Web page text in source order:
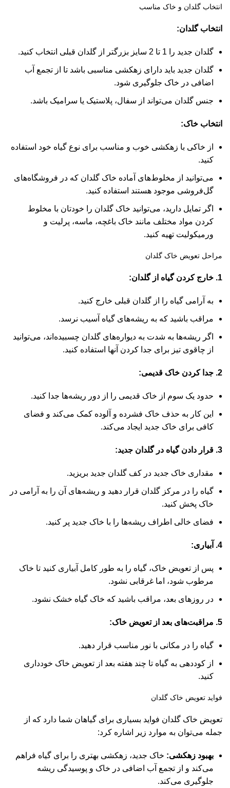
انتخاب گلدان و خاک مناسب
انتخاب گلدان:
گلدان جدید را 1 تا 2 سایز بزرگتر از گلدان قبلی انتخاب کنید.
گلدان جدید باید دارای زهکشی مناسبی باشد تا از تجمع آب
اضافی در خاک جلوگیری شود.
جنس گلدان می‌تواند از سفال، پلاستیک یا سرامیک باشد.
انتخاب خاک:
از خاکی با زهکشی خوب و مناسب برای نوع گیاه خود استفاده
کنید.
می‌توانید از مخلوط‌های آماده خاک گلدان که در فروشگاه‌های
گل‌فروشی موجود هستند استفاده کنید.
اگر تمایل دارید، می‌توانید خاک گلدان را خودتان با مخلوط
کردن مواد مختلف مانند خاک باغچه، ماسه، پرلیت و
ورمیکولیت تهیه کنید.
مراحل تعویض خاک گلدان
1. خارج کردن گیاه از گلدان:
به آرامی گیاه را از گلدان قبلی خارج کنید.
مراقب باشید که به ریشه‌های گیاه آسیب نرسد.
اگر ریشه‌ها به شدت به دیواره‌های گلدان چسبیده‌اند، می‌توانید
از چاقوی تیز برای جدا کردن آنها استفاده کنید.
2. جدا کردن خاک قدیمی:
حدود یک سوم از خاک قدیمی را از دور ریشه‌ها جدا کنید.
این کار به حذف خاک فشرده و آلوده کمک می‌کند و فضای
کافی برای خاک جدید ایجاد می‌کند.
3. قرار دادن گیاه در گلدان جدید:
مقداری خاک جدید در کف گلدان جدید بریزید.
گیاه را در مرکز گلدان قرار دهید و ریشه‌های آن را به آرامی در
خاک پخش کنید.
فضای خالی اطراف ریشه‌ها را با خاک جدید پر کنید.
4. آبیاری:
پس از تعویض خاک، گیاه را به طور کامل آبیاری کنید تا خاک
مرطوب شود، اما غرقابی نشود.
در روزهای بعد، مراقب باشید که خاک گیاه خشک نشود.
5. مراقبت‌های بعد از تعویض خاک:
گیاه را در مکانی با نور مناسب قرار دهید.
از کوددهی به گیاه تا چند هفته بعد از تعویض خاک خودداری
کنید.
فواید تعویض خاک گلدان
تعویض خاک گلدان فواید بسیاری برای گیاهان شما دارد که از
جمله می‌توان به موارد زیر اشاره کرد:
بهبود زهکشی: خاک جدید، زهکشی بهتری را برای گیاه فراهم
می‌کند و از تجمع آب اضافی در خاک و پوسیدگی ریشه
جلوگیری می‌کند.